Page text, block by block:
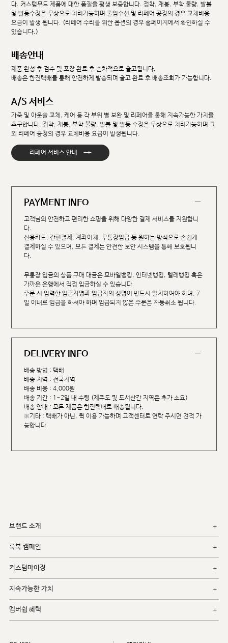
다. 커스텀무드 제품에 대한 품질을 평생 보증합니다. 접착, 재봉, 부착 불량, 발볼
및 발등수정은 무상으로 처리가능하며 줄임수선 및 리페어 공정의 경우 교체비용
요금이 발생 됩니다. (리페어 수리를 위한 옵션의 경우 홈페이지에서 확인하실 수
있습니다.)
배송안내
제품 완성 후 검수 및 포장 완료 후 순차적으로 출고됩니다.
배송은 한진택배를 통해 안전하게 발송되며 출고 완료 후 배송조회가 가능합니다.
A/S 서비스
가죽 및 아웃솔 교체, 케어 등 각 부위 별 보완 및 리페어를 통해 지속가능한 가치를
추구합니다. 접착, 재봉, 부착 불량, 발볼 및 발등 수정은 무상으로 처리가능하며 그
외 리페어 공정의 경우 교체비용 요금이 발생됩니다.
리페어 서비스 안내 →
PAYMENT INFO
고객님의 안전하고 편리한 쇼핑을 위해 다양한 결제 서비스를 지원합니
다.
신용카드, 간편결제, 계좌이체, 무통장입금 등 원하는 방식으로 손쉽게
결제하실 수 있으며, 모든 결제는 안전한 보안 시스템을 통해 보호됩니
다.
무통장 입금의 상품 구매 대금은 모바일뱅킹, 인터넷뱅킹, 텔레뱅킹 혹은
가까운 은행에서 직접 입금하실 수 있습니다.
주문 시 입력한 입금자명과 입금자의 성명이 반드시 일치하여야 하며, 7
일 이내로 입금을 하셔야 하며 입금되지 않은 주문은 자동취소 됩니다.
DELIVERY INFO
배송 방법 : 택배
배송 지역 : 전국지역
배송 비용 : 4,000원
배송 기간 : 1~2일 내 수령 (제주도 및 도서산간 지역은 추가 소요)
배송 안내 : 모든 제품은 한진택배로 배송됩니다.
※기타 : 택배가 아닌, 퀵 이용 가능하며 고객센터로 연락 주시면 견적 가
능합니다.
브랜드 소개
룩북 캠페인
커스텀마이징
지속가능한 가치
멤버쉽 혜택